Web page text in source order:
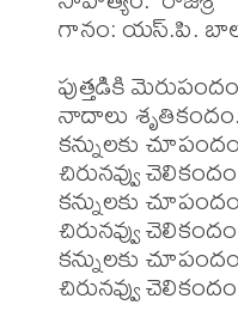
గానం: యస్.పి.
పుత్తడికి
నాదాలు
కన్నులకు
చిరునవ్వు
కన్నులకు
చిరునవ్వు
కన్నులకు
చిరునవ్వు